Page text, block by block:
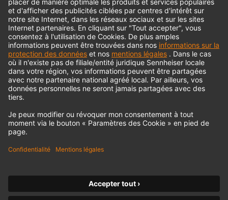
© 2018 - 2026Georg Neumann GmbH
Impression
Politique de confidentialité
Conditions générales
Droit de rétractation